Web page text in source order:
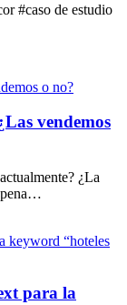
#caso de estudio
vendemos
¿La
pena…
para la